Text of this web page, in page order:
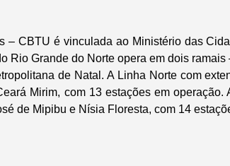
– CBTU é vinculada ao Ministério das
Rio Grande do Norte opera em dois
de Natal. A Linha Norte com
Mirim, com 13 estações em operação.
de Mipibu e Nísia Floresta, com 14